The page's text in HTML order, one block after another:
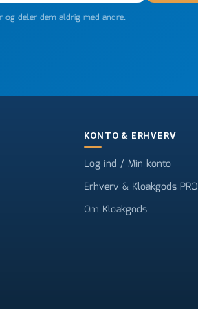
og deler dem aldrig med andre.
KONTO & ERHVERV
Log ind / Min konto
Erhverv & Kloakgods PRO
Om Kloakgods